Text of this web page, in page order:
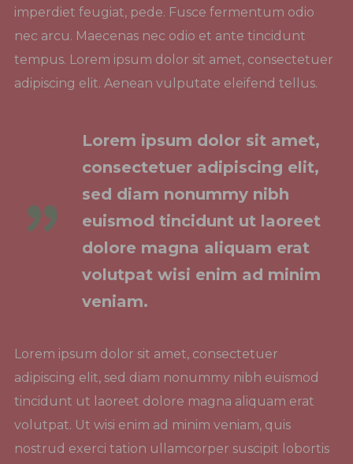
imperdiet feugiat, pede. Fusce fermentum odio
nec arcu. Maecenas nec odio et ante tincidunt
tempus. Lorem ipsum dolor sit amet, consectetuer
adipiscing elit. Aenean vulputate eleifend tellus.
Lorem ipsum dolor sit amet,
consectetuer adipiscing elit,
sed diam nonummy nibh
euismod tincidunt ut laoreet
dolore magna aliquam erat
volutpat wisi enim ad minim
veniam.
Lorem ipsum dolor sit amet, consectetuer
adipiscing elit, sed diam nonummy nibh euismod
tincidunt ut laoreet dolore magna aliquam erat
volutpat. Ut wisi enim ad minim veniam, quis
nostrud exerci tation ullamcorper suscipit lobortis